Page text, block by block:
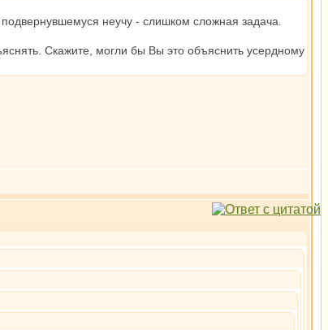
неучу - слишком сложная задача.
Скажите, могли бы Вы это объяснить усердному